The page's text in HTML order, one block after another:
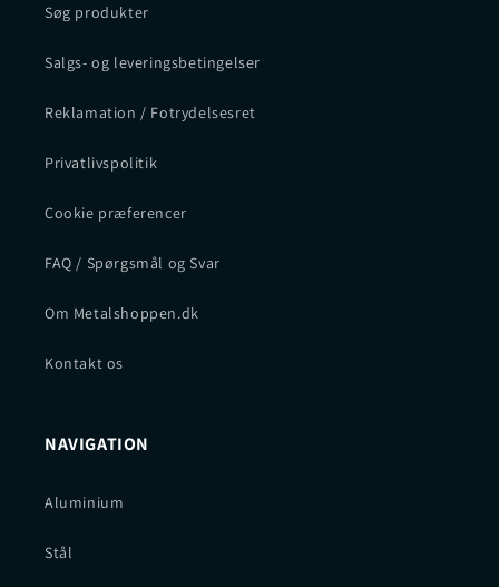
Søg produkter
Salgs- og leveringsbetingelser
Reklamation / Fotrydelsesret
Privatlivspolitik
Cookie præferencer
FAQ / Spørgsmål og Svar
Om Metalshoppen.dk
Kontakt os
NAVIGATION
Aluminium
Stål